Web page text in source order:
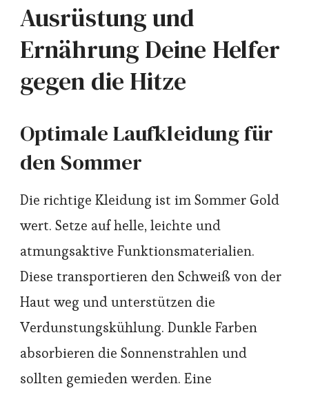
Ausrüstung und
Ernährung Deine Helfer
gegen die Hitze
Optimale Laufkleidung für
den Sommer
Die richtige Kleidung ist im Sommer Gold
wert. Setze auf helle, leichte und
atmungsaktive Funktionsmaterialien.
Diese transportieren den Schweiß von der
Haut weg und unterstützen die
Verdunstungskühlung. Dunkle Farben
absorbieren die Sonnenstrahlen und
sollten gemieden werden. Eine